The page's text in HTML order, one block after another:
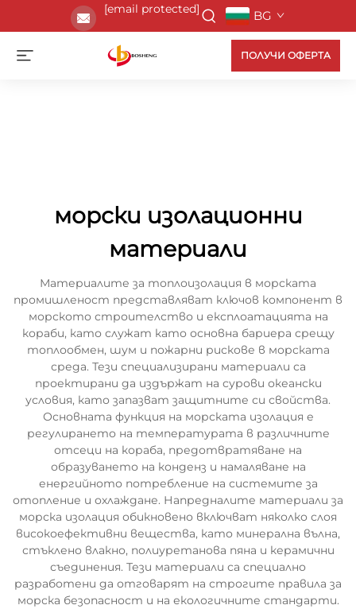
[email protected] BG
ПОЛУЧИ ОФЕРТА
морски изолационни
материали
Материалите за топлоизолация в морската
промишленост представляват ключов компонент в
морското строителство и експлоатацията на
кораби, като служат като основна бариера срещу
топлообмен, шум и пожарни рискове в морската
среда. Тези специализирани материали са
проектирани да издържат на сурови океански
условия, като запазват защитните си свойства.
Основната функция на морската изолация е
регулирането на температурата в различните
отсеци на кораба, предотвратяване на
образуването на конденз и намаляване на
енергийното потребление на системите за
отопление и охлаждане. Напредналите материали за
морска изолация обикновено включват няколко слоя
високоефективни вещества, като минерална вълна,
стъклено влакно, полиуретанова пяна и керамични
съединения. Тези материали са специално
разработени да отговарят на строгите правила за
морска безопасност и на екологичните стандарти.